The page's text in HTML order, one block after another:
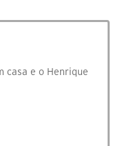
casa e o Henrique